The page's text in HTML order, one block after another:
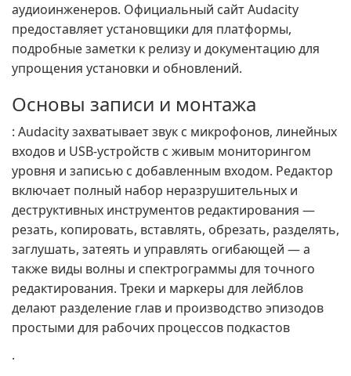
аудиоинженеров. Официальный сайт Audacity
предоставляет установщики для платформы,
подробные заметки к релизу и документацию для
упрощения установки и обновлений.
Основы записи и монтажа
: Audacity захватывает звук с микрофонов, линейных
входов и USB-устройств с живым мониторингом
уровня и записью с добавленным входом. Редактор
включает полный набор неразрушительных и
деструктивных инструментов редактирования —
резать, копировать, вставлять, обрезать, разделять,
заглушать, затеять и управлять огибающей — а
также виды волны и спектрограммы для точного
редактирования. Треки и маркеры для лейблов
делают разделение глав и производство эпизодов
простыми для рабочих процессов подкастов
.